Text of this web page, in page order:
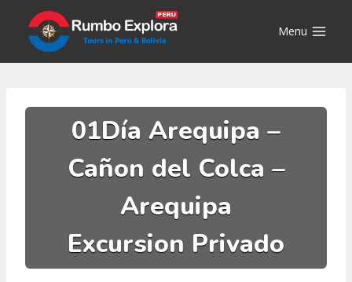
contenido
Menu
01Día Arequipa –
Cañon del Colca –
Arequipa
Excursion Privado